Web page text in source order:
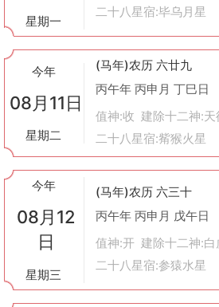
：在重要祭祀活动前进行清洁身
四、祭祀的意义
强化家庭凝聚力：定期举行的家族祭祀
系，传承家族文化。
维护社会稳定
：古代帝王通过大规模的
性，增强民众对于政权的认可度。
促进人与自然和谐共生：通过对天地万
应该尊重自然规律，实现可持续发展。
传承中华优秀传统文化 ：祭祀作为一项古
及价值观念。
总之，祭祀是中国传统文化不可或缺的一
式上的仪式，更是连接过去与未来，沟通
代社会仍然具有重要意义。
星期一
二十八星宿:毕乌月星
今年
08月11日
星期二
(马年)农历 六廿九
丙午年 丙申月 丁巳日
值神:收 建除十二神:天
二十八星宿:觜猴火星
今年
08月12
日
星期三
(马年)农历 六三十
丙午年 丙申月 戊午日
值神:开 建除十二神:白
二十八星宿:参猿水星